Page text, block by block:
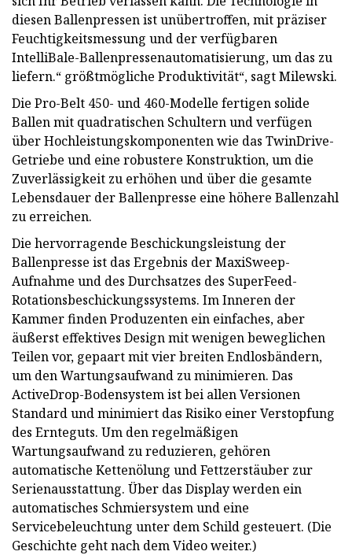
diesen Ballenpressen ist unübertroffen, mit präziser
Feuchtigkeitsmessung und der verfügbaren
IntelliBale-Ballenpressenautomatisierung, um das zu
liefern.“ größtmögliche Produktivität“, sagt Milewski.
Die Pro-Belt 450- und 460-Modelle fertigen solide
Ballen mit quadratischen Schultern und verfügen
über Hochleistungskomponenten wie das TwinDrive-
Getriebe und eine robustere Konstruktion, um die
Zuverlässigkeit zu erhöhen und über die gesamte
Lebensdauer der Ballenpresse eine höhere Ballenzahl
zu erreichen.
Die hervorragende Beschickungsleistung der
Ballenpresse ist das Ergebnis der MaxiSweep-
Aufnahme und des Durchsatzes des SuperFeed-
Rotationsbeschickungssystems. Im Inneren der
Kammer finden Produzenten ein einfaches, aber
äußerst effektives Design mit wenigen beweglichen
Teilen vor, gepaart mit vier breiten Endlosbändern,
um den Wartungsaufwand zu minimieren. Das
ActiveDrop-Bodensystem ist bei allen Versionen
Standard und minimiert das Risiko einer Verstopfung
des Ernteguts. Um den regelmäßigen
Wartungsaufwand zu reduzieren, gehören
automatische Kettenölung und Fettzerstäuber zur
Serienausstattung. Über das Display werden ein
automatisches Schmiersystem und eine
Servicebeleuchtung unter dem Schild gesteuert. (Die
Geschichte geht nach dem Video weiter.)